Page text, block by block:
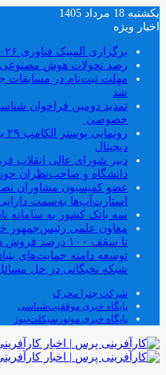
یکشنبه 18 مرداد 1405
اخبار ویژه
برگزاری المپیک فناوری ۲۰۲۶ مهرماه ۱۴۰۵ در پارک فناوری پردیس
رصد تحولات هوش مصنوعی
شد
تمدید دومین فراخوان
خصوصی
دیجیتال
دبیر شورای عالی انقلاب
دانشگاه و صاحب‌نظران
عضو کمیسیون مشاوران
استارت‌آپ‌ها به‌سمت
سه بانک کشور به سامانه
معاون علمی رئیس‌جمهور
تا سقف ۱۰۰ درصد فروش دانش‌بنیان‌ها
توسعه دامنه حمایت‌های
شبکه نخبگانی در حل
شرکت چترا محرک
پایگاه خبری موفقیت‌شناسی
پایگاه خبری موتورسیکلت‌نیوز